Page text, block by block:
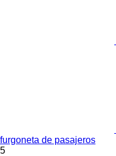
furgoneta de pasajeros
5